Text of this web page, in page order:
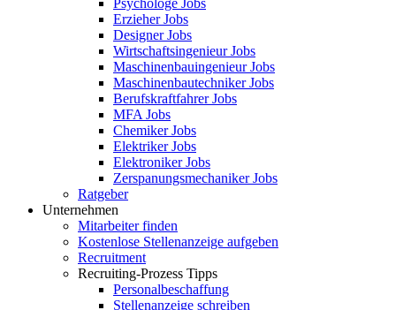
Psychologe Jobs
Erzieher Jobs
Designer Jobs
Wirtschaftsingenieur Jobs
Maschinenbauingenieur Jobs
Maschinenbautechniker Jobs
Berufskraftfahrer Jobs
MFA Jobs
Chemiker Jobs
Elektriker Jobs
Elektroniker Jobs
Zerspanungsmechaniker Jobs
Ratgeber
Unternehmen
Mitarbeiter finden
Kostenlose Stellenanzeige aufgeben
Recruitment
Recruiting-Prozess Tipps
Personalbeschaffung
Stellenanzeige schreiben